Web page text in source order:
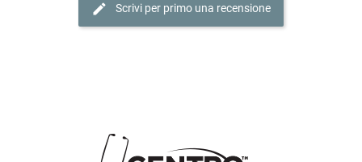
edit Scrivi per primo una recensione